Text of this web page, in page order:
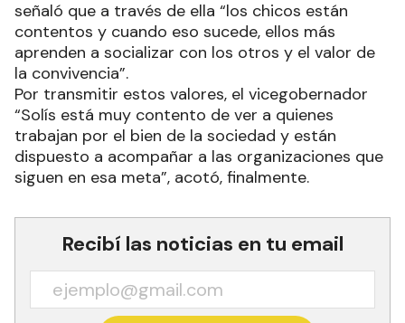
señaló que a través de ella “los chicos están
contentos y cuando eso sucede, ellos más
aprenden a socializar con los otros y el valor de
la convivencia”.
Por transmitir estos valores, el vicegobernador
“Solís está muy contento de ver a quienes
trabajan por el bien de la sociedad y están
dispuesto a acompañar a las organizaciones que
siguen en esa meta”, acotó, finalmente.
Recibí las noticias en tu email